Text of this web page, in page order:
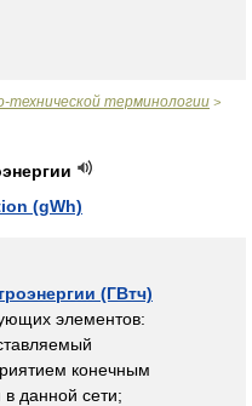
технической терминологии >
(gWh)
(ГВтч)
элементов:
конечным
в данной сети;